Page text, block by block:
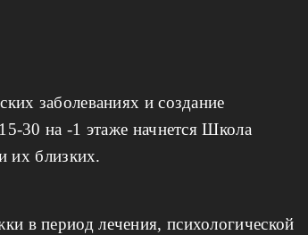
заболеваниях и создание
30 на -1 этаже начнется Школа
их близких.
в период лечения, психологической